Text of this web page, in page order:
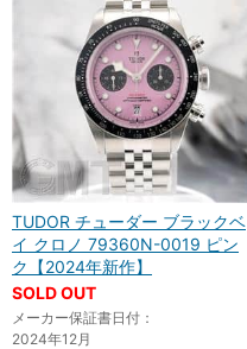
TUDOR チューダー ブラックベ
イ クロノ 79360N-0019 ピン
ク【2024年新作】
SOLD OUT
メーカー保証書日付：
2024年12月